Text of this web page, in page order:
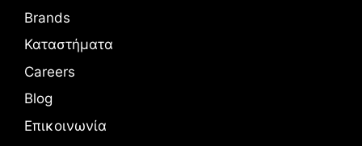
Brands
Καταστήματα
Careers
Blog
Επικοινωνία